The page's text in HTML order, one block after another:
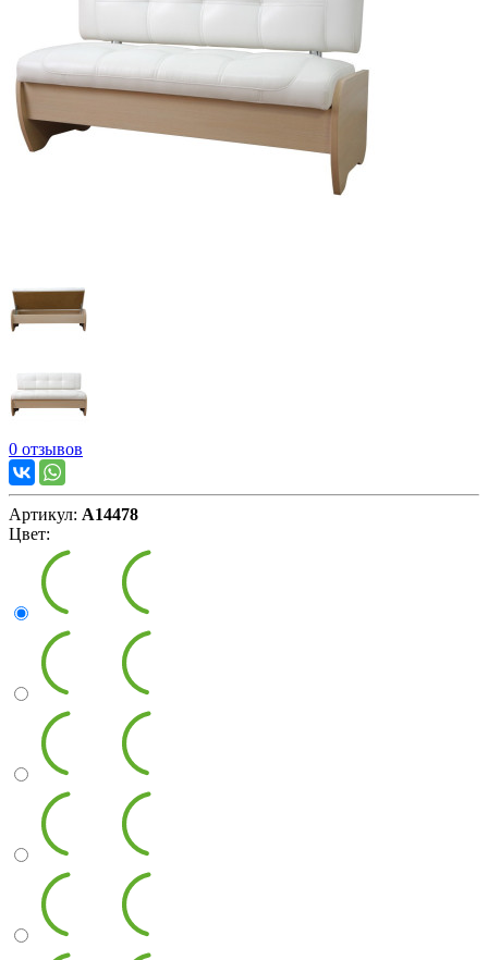
0 отзывов
Артикул: А14478
Цвет: